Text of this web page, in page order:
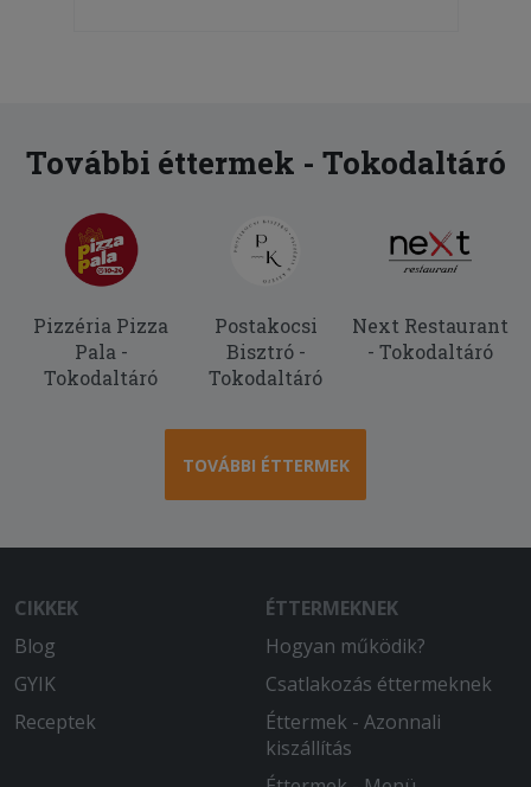
További éttermek - Tokodaltáró
Pizzéria Pizza
Pala -
Tokodaltáró
Postakocsi
Bisztró -
Tokodaltáró
Next Restaurant
- Tokodaltáró
TOVÁBBI ÉTTERMEK
CIKKEK
Blog
GYIK
Receptek
ÉTTERMEKNEK
Hogyan működik?
Csatlakozás éttermeknek
Éttermek - Azonnali
kiszállítás